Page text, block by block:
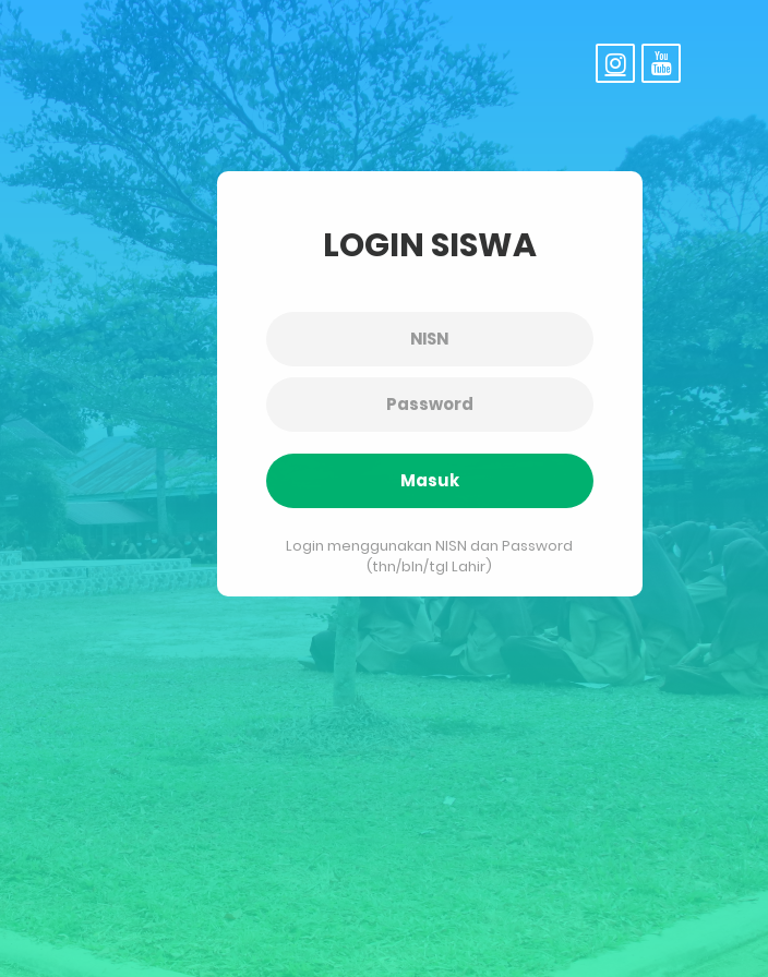
LOGIN SISWA
Masuk
Login menggunakan NISN dan Password
(thn/bln/tgl Lahir)